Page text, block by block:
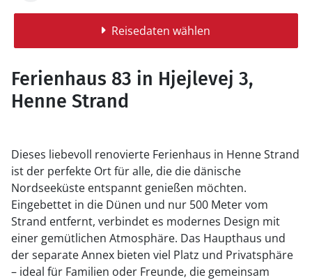
Reisedaten wählen
Ferienhaus 83 in Hjejlevej 3,
Henne Strand
Dieses liebevoll renovierte Ferienhaus in Henne Strand
ist der perfekte Ort für alle, die die dänische
Nordseeküste entspannt genießen möchten.
Eingebettet in die Dünen und nur 500 Meter vom
Strand entfernt, verbindet es modernes Design mit
einer gemütlichen Atmosphäre. Das Haupthaus und
der separate Annex bieten viel Platz und Privatsphäre
– ideal für Familien oder Freunde, die gemeinsam